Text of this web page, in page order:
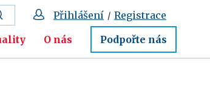
O nás Podpořte nás
Přihlášení / Registrace